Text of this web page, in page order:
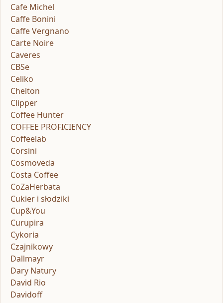
Cafe Michel
Caffe Bonini
Caffe Vergnano
Carte Noire
Caveres
CBSe
Celiko
Chelton
Clipper
Coffee Hunter
COFFEE PROFICIENCY
Coffeelab
Corsini
Cosmoveda
Costa Coffee
CoZaHerbata
Cukier i słodziki
Cup&You
Curupira
Cykoria
Czajnikowy
Dallmayr
Dary Natury
David Rio
Davidoff